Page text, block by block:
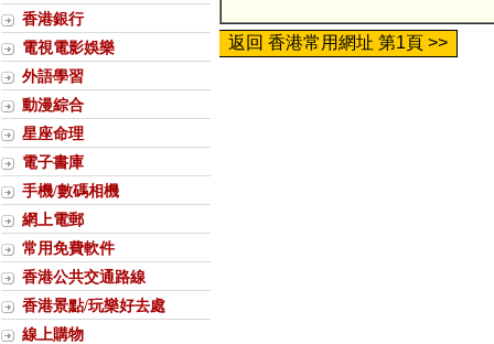
香港銀行
電視電影娛樂
外語學習
動漫綜合
星座命理
電子書庫
手機/數碼相機
網上電郵
常用免費軟件
香港公共交通路線
香港景點/玩樂好去處
線上購物
返回 香港常用網址 第1頁 >>